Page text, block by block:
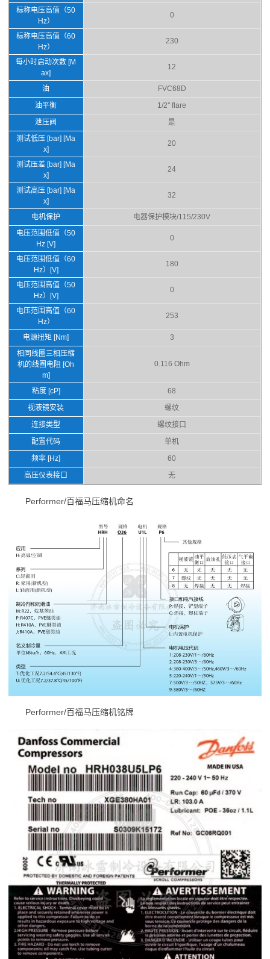
标称电压高值（50
Hz）
0
标称电压高值（60
Hz）
230
每小时启动次数 [M
ax]
12
油
FVC68D
油平衡
1/2'' flare
泄压阀
是
测试低压 [bar] [Ma
x]
20
测试压差 [bar] [Ma
x]
24
测试高压 [bar] [Ma
x]
32
电机保护
电器保护模块/115/230V
电压范围低值（50
Hz [V]
0
电压范围低值（60
Hz）[V]
180
电压范围高值（50
Hz）[V]
0
电压范围高值（60
Hz）
253
电源扭矩 [Nm]
3
相同线圈三相压缩
机的线圈电阻 [Oh
m]
0.116 Ohm
粘度 [cP]
68
视液镜安装
螺纹
连接类型
螺纹接口
配置代码
单机
频率 [Hz]
60
高压仪表接口
无
Performer/百福马压缩机命名
Performer/百福马压缩机铭牌